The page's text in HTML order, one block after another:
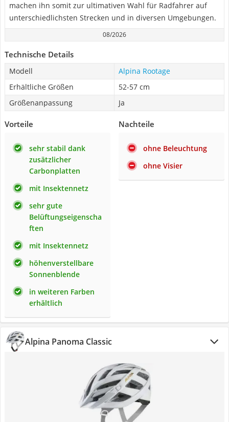
machen ihn somit zur ultimativen Wahl für Radfahrer auf
unterschiedlichsten Strecken und in diversen Umgebungen.
08/2026
Technische Details
Modell
Alpina Rootage
Erhältliche Größen
52-57 cm
Größenanpassung
Ja
Vorteile
sehr stabil dank
zusätzlicher
Carbonplatten
mit Insektennetz
sehr gute
Belüftungseigenscha
ften
mit Insektennetz
höhenverstellbare
Sonnenblende
in weiteren Farben
erhältlich
Nachteile
ohne Beleuchtung
ohne Visier
Alpina Panoma Classic